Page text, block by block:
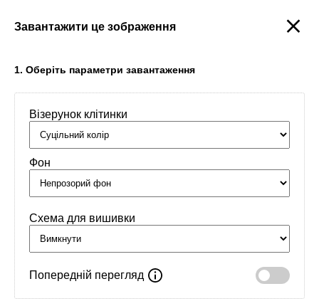
Головна / Орнаменти / Імена
Завантажити це зображення
1. Оберіть параметри завантаження
Візерунок клітинки
Фон
Схема для вишивки
Попередній перегляд